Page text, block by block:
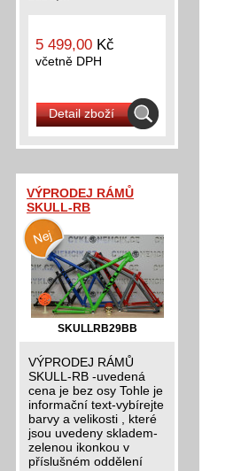
5 499,00 Kč
včetně DPH
Detail zboží
VÝPRODEJ RÁMŮ
SKULL-RB
SKULLRB29BB
VÝPRODEJ RÁMŮ
SKULL-RB -uvedená
cena je bez osy Tohle je
informační text-vybírejte
barvy a velikosti , které
jsou uvedeny skladem-
zelenou ikonkou v
příslušném oddělení